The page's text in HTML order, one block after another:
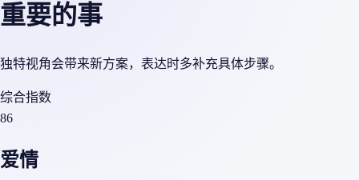
重要的事
独特视角会带来新方案，表达时多补充具体步骤。
综合指数
86
爱情